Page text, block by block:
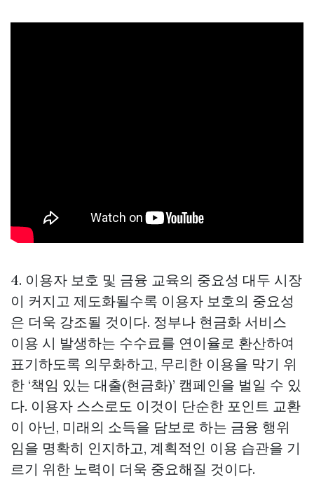
4. 이용자 보호 및 금융 교육의 중요성 대두 시장
이 커지고 제도화될수록 이용자 보호의 중요성
은 더욱 강조될 것이다. 정부나 현금화 서비스
이용 시 발생하는 수수료를 연이율로 환산하여
표기하도록 의무화하고, 무리한 이용을 막기 위
한 ‘책임 있는 대출(현금화)’ 캠페인을 벌일 수 있
다. 이용자 스스로도 이것이 단순한 포인트 교환
이 아닌, 미래의 소득을 담보로 하는 금융 행위
임을 명확히 인지하고, 계획적인 이용 습관을 기
르기 위한 노력이 더욱 중요해질 것이다.